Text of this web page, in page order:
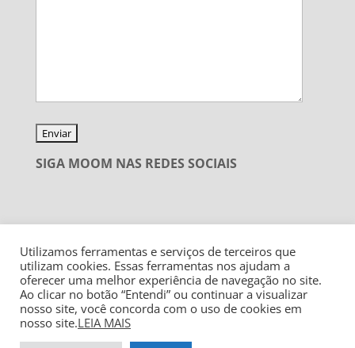
SIGA MOOM NAS REDES SOCIAIS
Utilizamos ferramentas e serviços de terceiros que
utilizam cookies. Essas ferramentas nos ajudam a
oferecer uma melhor experiência de navegação no site.
Ao clicar no botão “Entendi” ou continuar a visualizar
nosso site, você concorda com o uso de cookies em
nosso site.LEIA MAIS